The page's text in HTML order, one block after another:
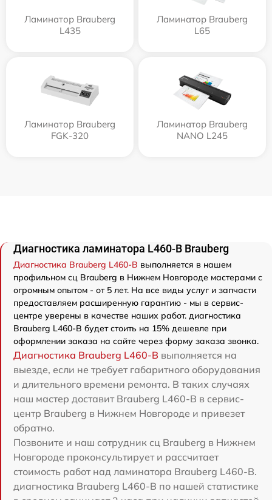
Ламинатор Brauberg
L435
Ламинатор Brauberg
L65
Ламинатор Brauberg
FGK-320
Ламинатор Brauberg
NANO L245
Диагностика ламинатора L460-B Brauberg
Диагностика Brauberg L460-B выполняется в нашем
профильном сц Brauberg в Нижнем Новгороде мастерами с
огромным опытом - от 5 лет. На все виды услуг и запчасти
предоставляем расширенную гарантию - мы в сервис-
центре уверены в качестве наших работ. диагностика
Brauberg L460-B будет стоить на 15% дешевле при
оформлении заказа на сайте через форму заказа звонка.
Диагностика Brauberg L460-B выполняется на
выезде, если не требует габаритного оборудования
и длительного времени ремонта. В таких случаях
наш мастер доставит Brauberg L460-B в сервис-
центр Brauberg в Нижнем Новгороде и привезет
обратно.
Позвоните и наш сотрудник сц Brauberg в Нижнем
Новгороде проконсультирует и рассчитает
стоимость работ над ламинатора Brauberg L460-B.
диагностика Brauberg L460-B по нашей статистике